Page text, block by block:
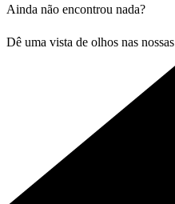
Ainda não encontrou nada?
Dê uma vista de olhos nas nossas